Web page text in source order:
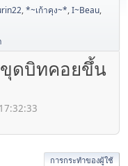
,*~เก้าคุง~*,I~Beau,
ขุดบิทคอยขึ้น
การกระทำของผู้ใช้